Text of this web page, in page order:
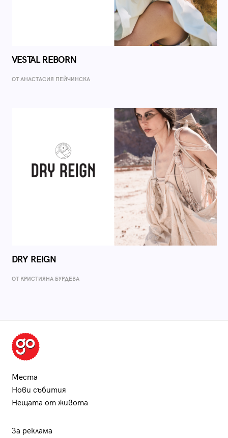
VESTAL REBORN
ОТ AНАСТАСИЯ ПЕЙЧИНСКА
DRY REIGN
ОТ КРИСТИЯНА БУРДЕВА
Места
Нови събития
Нещата от живота
За реклама